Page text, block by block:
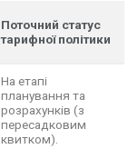
Поточний статус
тарифної політики
На етапі
планування та
розрахунків (з
пересадковим
квитком).